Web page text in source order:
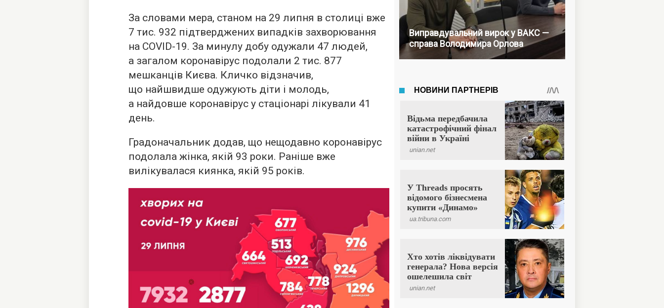
За словами мера, станом на 29 липня в столиці вже
7 тис. 932 підтверджених випадків захворювання
на COVID-19. За минулу добу одужали 47 людей,
а загалом коронавірус подолали 2 тис. 877
мешканців Києва. Кличко відзначив,
що найшвидше одужують діти і молодь,
а найдовше коронавірус у стаціонарі лікували 41
день.
Градоначальник додав, що нещодавно коронавірус
подолала жінка, якій 93 роки. Раніше вже
вилікувалася киянка, якій 95 років.
Виправдувальний вирок у ВАКС —
справа Володимира Орлова